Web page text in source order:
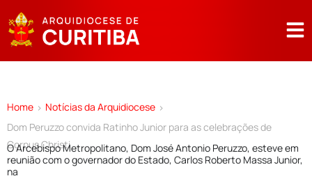
Home > Notícias da Arquidiocese >
Dom Peruzzo convida Ratinho Junior para as celebrações de
Corpus Christi
O Arcebispo Metropolitano, Dom José Antonio Peruzzo, esteve em
reunião com o governador do Estado, Carlos Roberto Massa Junior,
na